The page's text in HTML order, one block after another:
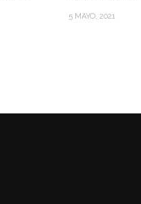
5 MAYO, 2021